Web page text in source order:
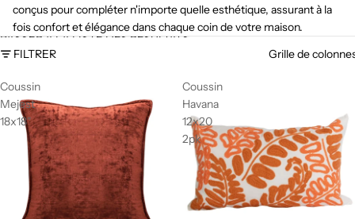
conçus pour compléter n'importe quelle esthétique, assurant à la
fois confort et élégance dans chaque coin de votre maison.
PASSER À LA LISTE DES RÉSULTATS
FILTRER
Grille de
Coussin
Mejest
18x18"
Coussin
Havana
12x20
2pk